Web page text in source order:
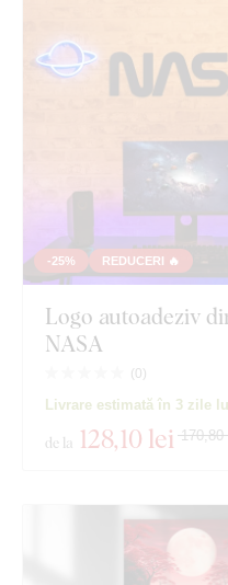
-25% REDUCERI 🔥
Logo autoadeziv
NASA
( 0)
Livrare estimată în 3 zile
de la 128,10 lei 170,80